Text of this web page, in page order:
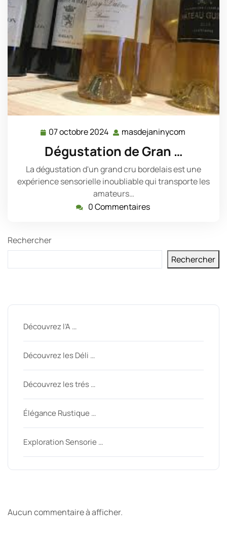
07 octobre 2024 07
octobre
2024
masdejaninycom
Dégustation de Gran …
La dégustation d'un grand cru bordelais est une
expérience sensorielle inoubliable qui transporte les
amateurs…
0 Commentaires
Rechercher
Rechercher
Découvrez l’A …
Découvrez les Déli …
Découvrez les trés …
Élégance Rustique …
Exploration Sensorie …
Aucun commentaire à afficher.